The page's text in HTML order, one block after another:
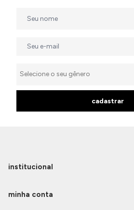
cadastrar
institucional
minha conta